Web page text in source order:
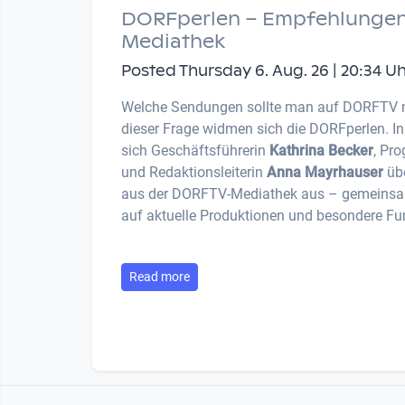
DORFperlen –
Mediathek
Posted Thursday 6. Aug. 26 | 20:34
Welche Sendungen sollte man auf DORFTV
dieser Frage widmen sich die DORFperlen.
sich Geschäftsführerin Kathrina Becker,
und Redaktionsleiterin Anna Mayrhauser
aus der DORFTV-Mediathek aus –
auf aktuelle Produktionen und besondere
Read more